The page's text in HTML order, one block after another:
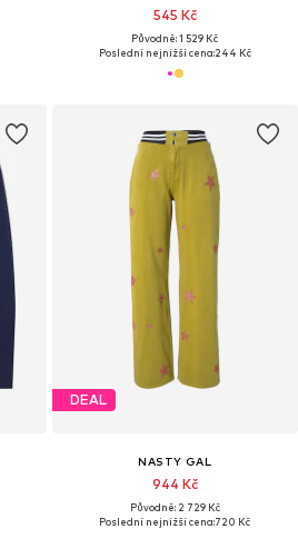
545 Kč
Původně: 1 529 Kč
Poslední nejnižší cena:244 Kč
DEAL
NASTY GAL
944 Kč
Původně: 2 729 Kč
Poslední nejnižší cena:720 Kč